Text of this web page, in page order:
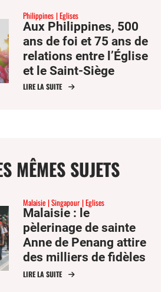
Philippines Eglises
Aux Philippines, 500
ans de foi et 75 ans de
relations entre l’Église
et le Saint-Siège
LIRE LA SUITE
MÊMES SUJETS
Malaisie Singapour Eglises
Malaisie : le
pèlerinage de sainte
Anne de Penang attire
des milliers de fidèles
d’Asie du Sud-Est
LIRE LA SUITE